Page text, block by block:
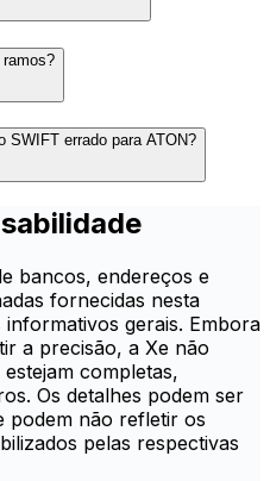
SWIFT errado para ATON?
bancos, endereços e
fornecidas nesta
gerais. Embora
a precisão, a Xe não
completas,
Os detalhes podem ser
podem não refletir os
pelas respectivas